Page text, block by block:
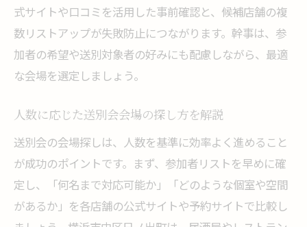
式サイトや口コミを活用した事前確認と、候補店舗の複
数リストアップが失敗防止につながります。幹事は、参
加者の希望や送別対象者の好みにも配慮しながら、最適
な会場を選定しましょう。
人数に応じた送別会会場の探し方を解説
送別会の会場探しは、人数を基準に効率よく進めること
が成功のポイントです。まず、参加者リストを早めに確
定し、「何名まで対応可能か」「どのような個室や空間
があるか」を各店舗の公式サイトや予約サイトで比較し